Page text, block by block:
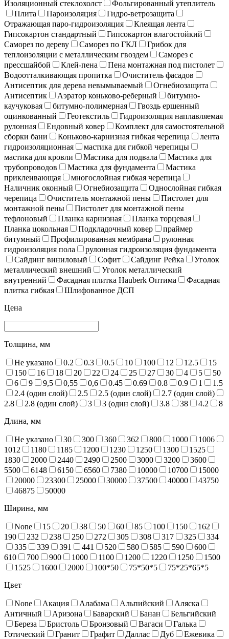
Изоляционный стеклохолст
Фольгированный утеплитель
Плита
Пароизоляция
Гидро-ветрозащита
Отражающая паро-гидроизоляция
Клеящая лента
Гипсокартон стандартный
Гипсокартон влагостойкий
Саморез по дереву
Саморез по ГКЛ
Грибок для
теплоизоляции с металлическим гвоздем
Саморез с
прессшайбой
Клей-пена
Пена монтажная под пистолет
Водоотталкивающая пропитка
Очиститель фасадов
Антисептик для дерева невымываемый
Огнебиозащита
Антисептик
Аэратор коньково-реберный
битумно-
каучуковая
битумно-полимерная
Гвоздь ершенный
оцинкованный
Геотекстиль
Гидроизоляция наплавляемая
рулонная
Ендовный ковер
Комплект для самостоятельной
сборки бани
Коньково-карнизная гибкая черепица
лента
гидроизоляционная
мастика для гибкой черепицы
мастика для кровли
Мастика для подвала
Мастика для
трубопроводов
Мастика для фундамента
Мастика
приклеивающая
многослойная гибкая черепица
Наличник оконный
Огнебиозащита
Однослойная гибкая
черепица
Очиститель монтажной пены
Пистолет для
монтажной пены
Пистолет для монтажной пены
тефлоновый
Планка карнизная
Планка торцевая
Планка цокольная
Подкладочный ковер
праймер
битумный
Профилированная мембрана
рулонная
гидроизоляция пола
рулонная гидроизоляция фундамента
Сайдинг виниловый
Софит Сайдинг Рейка
Уголок
металлический внешний
Уголок металлический
внутренний
Фасадная плитка Hauberk Оптима
Фасадная
плитка гибкая
Шлифованное ДСП
Цена
Толщина, мм
Не указано 0.2 0.3 0.5 10 100 12 12.5
15
150
16 18 20 22 24 25 27 30 4 5
50
6
9 9,5 0,55 0,6 0.45 0.69 0.8 0.9 1
1.5
2.4 (один слой)
2.5 2.5 (один слой)
2.7 (один слой)
2.8
2.8 (один слой) 3 3 (один слой) 3.8 38 4.2
8
Длина, мм
Не указано 30 300 360 362 800 1000
1006
1012
1180 1185 1200 1230 1250 1300
1525
1830
2000 2440 2490 2500 3000 3200
3600
5500
6148 6150 6560 7380 10000 10700
15000
20000
23300 25000 30000 37500 40000
43750
46875
50000
Ширина, мм
None 15 20 38 50 60 85 100 150
162
190
232 238 250 272 305 308 317 325
334
335
339 391 441 520 580 585 590
600
610
700 900 1000 1100 1200 1220 1250
1500
1525
1600 2000 100*50 75*50*5
75*25*65*5
Цвет
None Акация Алабама Альпийский
Аляска
Античный
Аризона Баварский Банан
Бельгийский
Береза
Бристоль Бронзовый Вагаси
Галька
Готический
Гранит Графит Даллас Дуб
Ежевика